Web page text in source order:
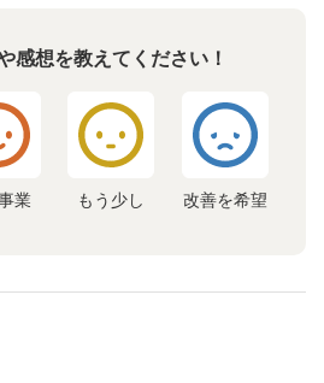
感想を教えてください！
業 もう少し 改善を希望